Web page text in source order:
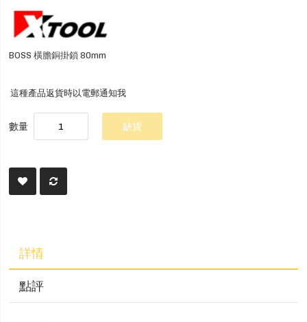
BOSS 橫膽銅掛鎖 80mm
這種產品返貨時以電郵通知我
數量 缺貨
詳情
點評